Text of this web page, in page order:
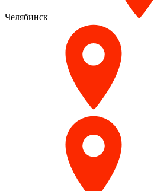
Челябинск